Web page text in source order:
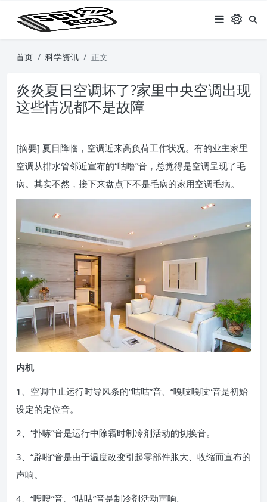
首页 科学资讯 正文
炎炎夏日空调坏了?家里中央空调出现
这些情况都不是故障
[摘要] 夏日降临，空调近来高负荷工作状况。有的业主家里
空调从排水管邻近宣布的“咕噜”音，总觉得是空调呈现了毛
病。其实不然，接下来盘点下不是毛病的家用空调毛病。
内机
1、空调中止运行时导风条的“咕咕”音、“嘎吱嘎吱”音是初始
设定的定位音。
2、“扑哧”音是运行中除霜时制冷剂活动的切换音。
3、“辟啪”音是由于温度改变引起零部件胀大、收缩而宣布的
声响。
4、“嗖嗖”音、“咕咕”音是制冷剂活动声响。